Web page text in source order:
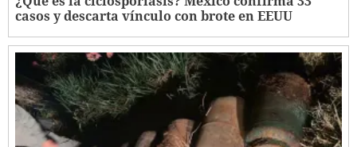
casos y descarta vínculo con brote en EEUU